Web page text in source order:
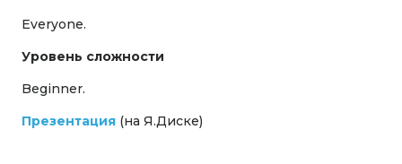
Everyone.
Уровень сложности
Beginner.
Презентация (на Я.Диске)